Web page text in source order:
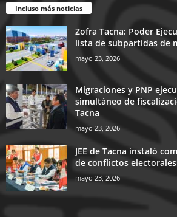
Incluso más noticias
Zofra Tacna: Poder
lista de subpartidas de
mayo 23, 2026
Migraciones y PNP
simultáneo de
Tacna
mayo 23, 2026
JEE de Tacna instaló
de conflictos electorales
mayo 23, 2026